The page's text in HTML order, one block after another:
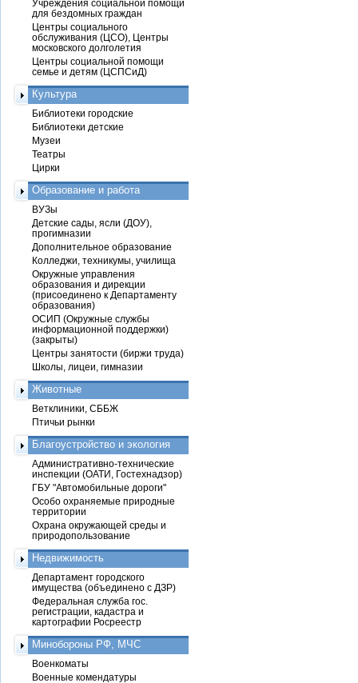
Учреждения социальной помощи
для бездомных граждан
Центры социального
обслуживания (ЦСО), Центры
московского долголетия
Центры социальной помощи
семье и детям (ЦСПСиД)
Культура
Библиотеки городские
Библиотеки детские
Музеи
Театры
Цирки
Образование и работа
ВУЗы
Детские сады, ясли (ДОУ),
прогимназии
Дополнительное образование
Колледжи, техникумы, училища
Окружные управления
образования и дирекции
(присоединено к Департаменту
образования)
ОСИП (Окружные службы
информационной поддержки)
(закрыты)
Центры занятости (биржи труда)
Школы, лицеи, гимназии
Животные
Ветклиники, СББЖ
Птичьи рынки
Благоустройство и экология
Административно-технические
инспекции (ОАТИ, Гостехнадзор)
ГБУ "Автомобильные дороги"
Особо охраняемые природные
территории
Охрана окружающей среды и
природопользование
Недвижимость
Департамент городского
имущества (объединено с ДЗР)
Федеральная служба гос.
регистрации, кадастра и
картографии Росреестр
Минобороны РФ, МЧС
Военкоматы
Военные комендатуры